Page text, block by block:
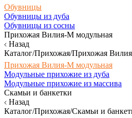
Обувницы
Обувницы из дуба
Обувницы из сосны
Прихожая Вилия-М модульная
Назад
Каталог/Прихожая/Прихожая
Прихожая Вилия-М модульная
Модульные прихожие из дуба
Модульные прихожие из массива
Скамьи и банкетки
Назад
Каталог/Прихожая/Скамьи и